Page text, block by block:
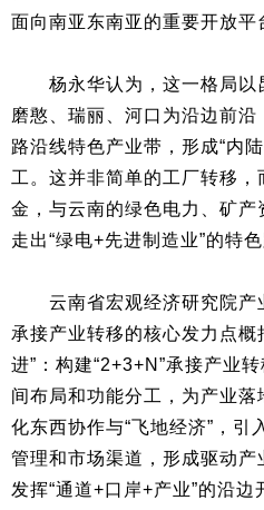
面向南亚东南亚的重要开放平
杨永华认为，这一格局以
磨憨、瑞丽、河口为沿边前
路沿线特色产业带，形成“内
工。这并非简单的工厂转移
金，与云南的绿色电力、矿产
走出“绿电+先进制造业”的特色
云南省宏观经济研究院
承接产业转移的核心发力点概
进”：构建“2+3+N”承接产业
间布局和功能分工，为产业
化东西协作与“飞地经济”，引
管理和市场渠道，形成驱动产
发挥“通道+口岸+产业”的沿